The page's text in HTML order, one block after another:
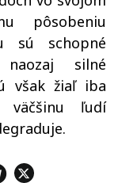
pôsobeniu
sú schopné
silné
však žiaľ iba
väčšinu ľudí